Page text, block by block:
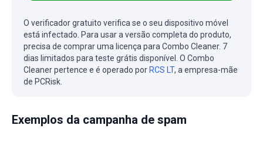
O verificador gratuito verifica se o seu dispositivo móvel
está infectado. Para usar a versão completa do produto,
precisa de comprar uma licença para Combo Cleaner. 7
dias limitados para teste grátis disponível. O Combo
Cleaner pertence e é operado por RCS LT, a empresa-mãe
de PCRisk.
Exemplos da campanha de spam